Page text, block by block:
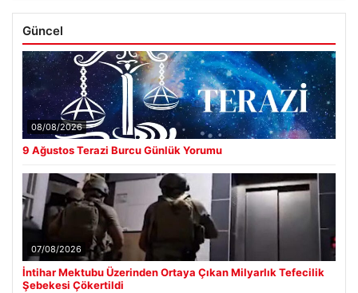
Güncel
08/08/2026
9 Ağustos Terazi Burcu Günlük Yorumu
07/08/2026
İntihar Mektubu Üzerinden Ortaya Çıkan Milyarlık Tefecilik
Şebekesi Çökertildi